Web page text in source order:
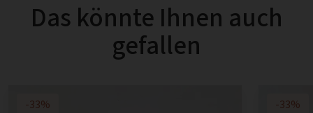
Das könnte Ihnen auch
gefallen
-33% -33%